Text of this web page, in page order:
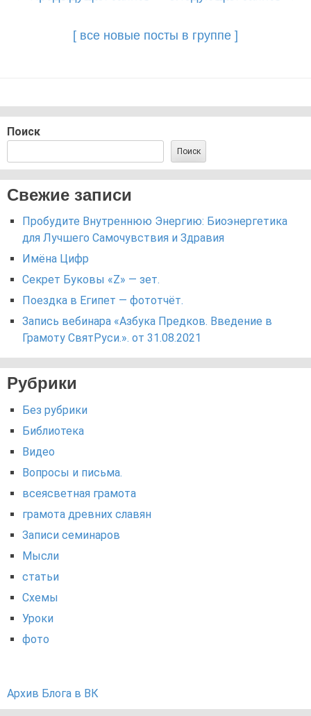
[ все новые посты в группе ]
Поиск
Поиск
Свежие записи
Пробудите Внутреннюю Энергию: Биоэнергетика
для Лучшего Самочувствия и Здравия
Имёна Цифр
Секрет Буковы «Z» — зет.
Поездка в Египет — фототчёт.
Запись вебинара «Азбука Предков. Введение в
Грамоту СвятРуси.». от 31.08.2021
Рубрики
Без рубрики
Библиотека
Видео
Вопросы и письма.
всеясветная грамота
грамота древних славян
Записи семинаров
Мысли
статьи
Схемы
Уроки
фото
Архив Блога в ВК